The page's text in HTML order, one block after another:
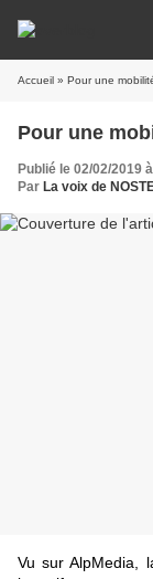
Accueil » Pour une
Pour une
Publié le 02/02/2019
Par La voix de
Vu sur AlpMedia,